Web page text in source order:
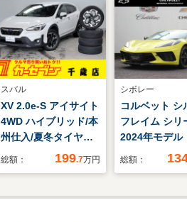
スバル
XV 2.0e-S アイサイト
4WD ハイブリッド/本
州仕入/夏冬タイヤ付/
寒冷地仕様/純正ナ
シートヒーター/メモ
総額： 199.7万円
シボレー
コルベット シ
フレイム シリ
2024年モデ
ディーラー車
総額：